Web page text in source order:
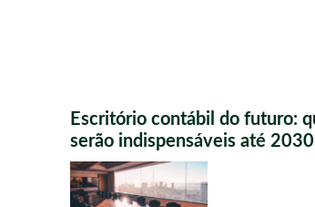
Escritório contábil do futuro:
serão indispensáveis até 2030